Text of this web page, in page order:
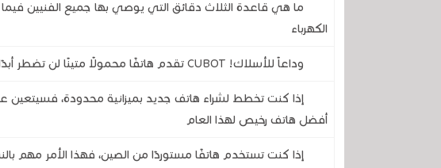
ما هي قاعدة الثلاث دقائق التي يوصي بها جميع الفنيين
الكهرباء
وداعاً للأسلاك! CUBOT تقدم هاتفًا محمولًا متينًا لن تضطر أبدًا إلى تركه يشحن
إذا كنت تخطط لشراء هاتف جديد بميزانية محدودة،
أفضل هاتف رخيص لهذا العام
إذا كنت تستخدم هاتفًا مستوردًا من الصين، فهذا الأمر مهم